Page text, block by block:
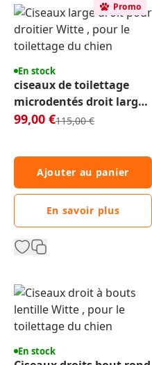
Promo
En stock
ciseaux de toilettage
microdentés droit large
Roseline 8.25" 20 cm RL
Exclu Web
99,00 €Prix normal
115,00 €
Ajouter au panier
En savoir plus
En stock